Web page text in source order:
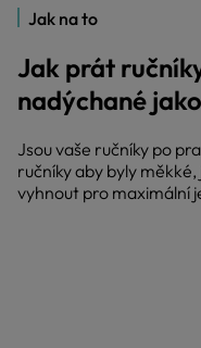
Jak na to
Jak prát
nadýchané
Jsou vaše ručníky po
ručníky aby byly
vyhnout pro maximální